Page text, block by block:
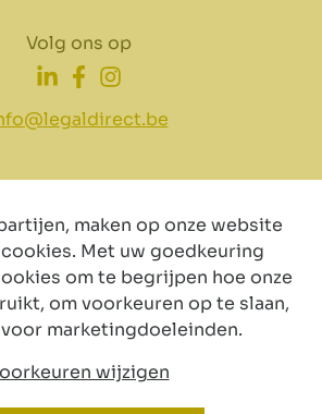
Volg ons op
Privacy Cookiebeleid
maken op onze website
Met uw goedkeuring
om te begrijpen hoe onze
om voorkeuren op te slaan,
marketingdoeleinden.
wijzigen